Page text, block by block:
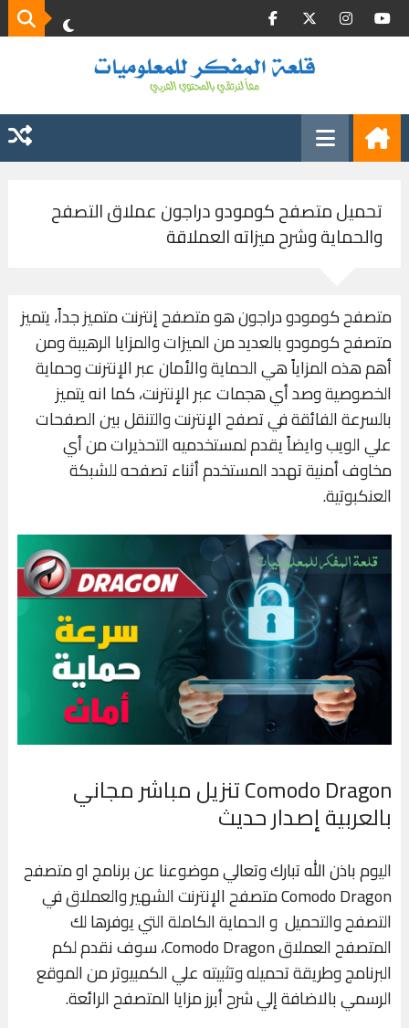
تحميل متصفح كومودو دراجون عملاق التصفح
والحماية وشرح ميزاته العملاقة
متصفح كومودو دراجون هو متصفح إنترنت متميز جداً، يتميز
متصفح كومودو بالعديد من الميزات والمزايا الرهيبة ومن
أهم هذه المزاياً هي الحماية والأمان عبر الإنترنت وحماية
الخصوصية وصد أي هجمات عبر الإنترنت، كما انه يتميز
بالسرعة الفائقة في تصفح الإنترنت والتنقل بين الصفحات
علي الويب وايضاً يقدم لمستخدميه التحذيرات من أي
مخاوف أمنية تهدد المستخدم أثناء تصفحه للشبكة
العنكبوتية.
Comodo Dragon تنزيل مباشر مجاني
بالعربية إصدار حديث
اليوم باذن الله تبارك وتعالي موضوعنا عن برنامج او متصفح
Comodo Dragon متصفح الإنترنت الشهير والعملاق في
التصفح والتحميل و الحماية الكاملة التي يوفرها لك
المتصفح العملاق Comodo Dragon، سوف نقدم لكم
البرنامج وطريقة تحميله وتثبيته علي الكمبيوتر من الموقع
الرسمي بالاضافة إلي شرح أبرز مزايا المتصفح الرائعة.